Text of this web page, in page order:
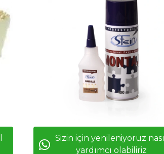
Sizin için yenileniyoruz nasıl
yardımcı olabiliriz